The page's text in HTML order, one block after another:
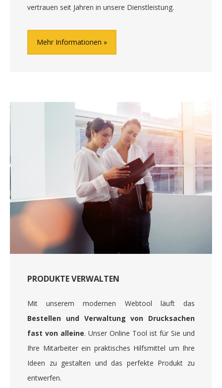
vertrauen seit Jahren in unsere Dienstleistung.
Mehr Informationen
PRODUKTE VERWALTEN
Mit unserem modernen Webtool läuft das
Bestellen und Verwaltung von Drucksachen
fast von alleine. Unser Online Tool ist für Sie und
Ihre Mitarbeiter ein praktisches Hilfsmittel um Ihre
Ideen zu gestalten und das perfekte Produkt zu
entwerfen.